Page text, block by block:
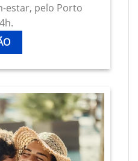
estar, pelo Porto